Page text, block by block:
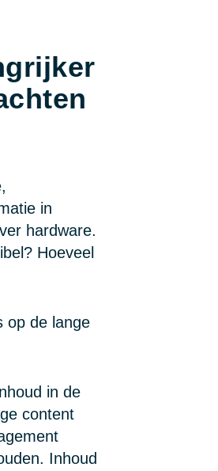
in
hardware.
Hoeveel
op de lange
in de
content
Inhoud